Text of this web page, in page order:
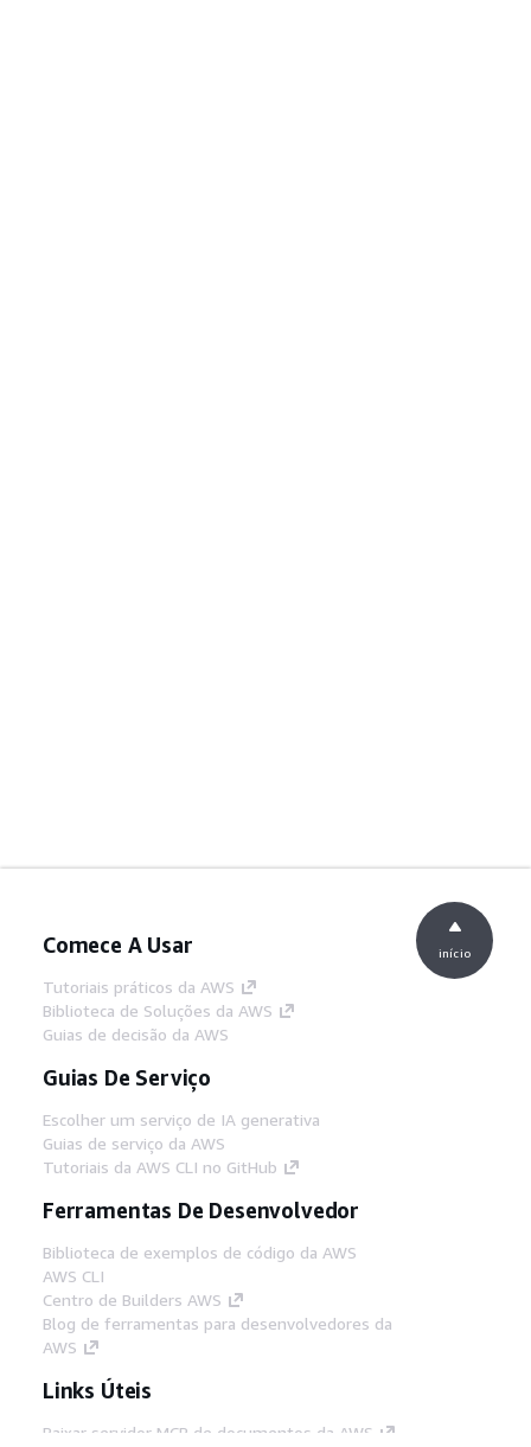
Comece A Usar
Tutoriais práticos da AWS
Biblioteca de Soluções da AWS
Guias de decisão da AWS
Guias De Serviço
Escolher um serviço de IA generativa
Guias de serviço da AWS
Tutoriais da AWS CLI no GitHub
Ferramentas De Desenvolvedor
Biblioteca de exemplos de código da AWS
AWS CLI
Centro de Builders AWS
Blog de ferramentas para desenvolvedores da
AWS
Links Úteis
Baixar servidor MCP de documentos da AWS
início